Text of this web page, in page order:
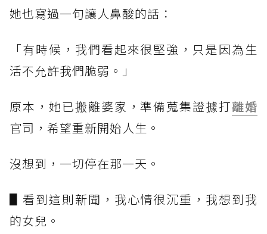
她也寫過一句讓人鼻酸的話：
「有時候，我們看起來很堅強，只是因為生
活不允許我們脆弱。」
原本，她已搬離婆家，準備蒐集證據打離婚
官司，希望重新開始人生。
沒想到，一切停在那一天。
▋看到這則新聞，我心情很沉重，我想到我
的女兒。